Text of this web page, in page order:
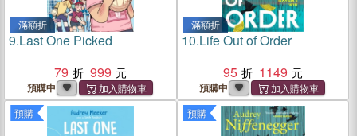
滿額折
9.Last One Picked
79
999
預購中
滿額折
10.Life Out of Order
95
1149
預購中
預購 預購